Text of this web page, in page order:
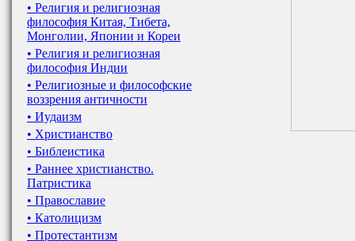
• Религия и религиозная
философия Китая, Тибета,
Монголии, Японии и Кореи
• Религия и религиозная
философия Индии
• Религиозные и философские
воззрения античности
• Иудаизм
• Христианство
• Библеистика
• Раннее христианство.
Патристика
• Православие
• Католицизм
• Протестантизм